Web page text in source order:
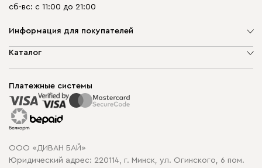
сб-вс: с 11:00 до 21:00
Информация для покупателей
О компании
Способы оплаты
Рассрочка и кредит
Гарантия
Карта сайта
Политика конфиденциальности
Политика в отношении обработки cookie
Каталог
Корпусная мебель
Распродажа мебели
Платежные системы
ООО «ДИВАН БАЙ»
Юридический адрес: 220114, г. Минск, ул. Огинского, 6 пом.